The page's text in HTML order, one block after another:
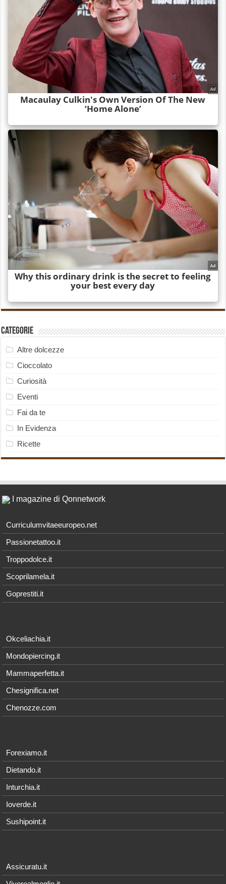
Categorie
Altre dolcezze
Cioccolato
Curiosità
Eventi
Fai da te
In Evidenza
Ricette
I magazine di Qonnetwork
Curriculumvitaeeuropeo.net
Passionetattoo.it
Troppodolce.it
Scoprilamela.it
Goprestiti.it
Okceliachia.it
Mondopiercing.it
Mammaperfetta.it
Chesignifica.net
Chenozze.com
Forexiamo.it
Dietando.it
Inturchia.it
Ioverde.it
Sushipoint.it
Assicuratu.it